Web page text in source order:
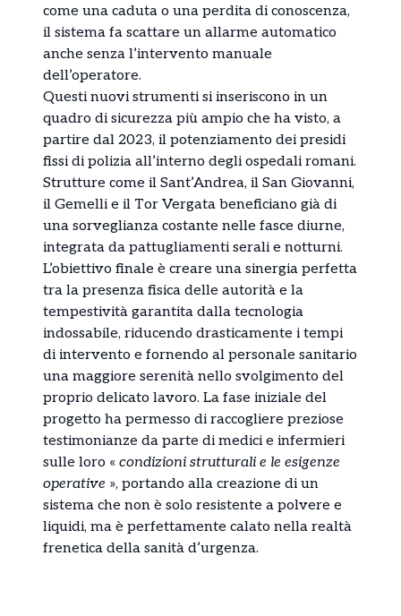
come una caduta o una perdita di conoscenza,
il sistema fa scattare un allarme automatico
anche senza l’intervento manuale
dell’operatore.
Questi nuovi strumenti si inseriscono in un
quadro di sicurezza più ampio che ha visto, a
partire dal 2023, il potenziamento dei presidi
fissi di polizia all’interno degli ospedali romani.
Strutture come il Sant’Andrea, il San Giovanni,
il Gemelli e il Tor Vergata beneficiano già di
una sorveglianza costante nelle fasce diurne,
integrata da pattugliamenti serali e notturni.
L’obiettivo finale è creare una sinergia perfetta
tra la presenza fisica delle autorità e la
tempestività garantita dalla tecnologia
indossabile, riducendo drasticamente i tempi
di intervento e fornendo al personale sanitario
una maggiore serenità nello svolgimento del
proprio delicato lavoro. La fase iniziale del
progetto ha permesso di raccogliere preziose
testimonianze da parte di medici e infermieri
sulle loro « condizioni strutturali e le esigenze
operative », portando alla creazione di un
sistema che non è solo resistente a polvere e
liquidi, ma è perfettamente calato nella realtà
frenetica della sanità d’urgenza.